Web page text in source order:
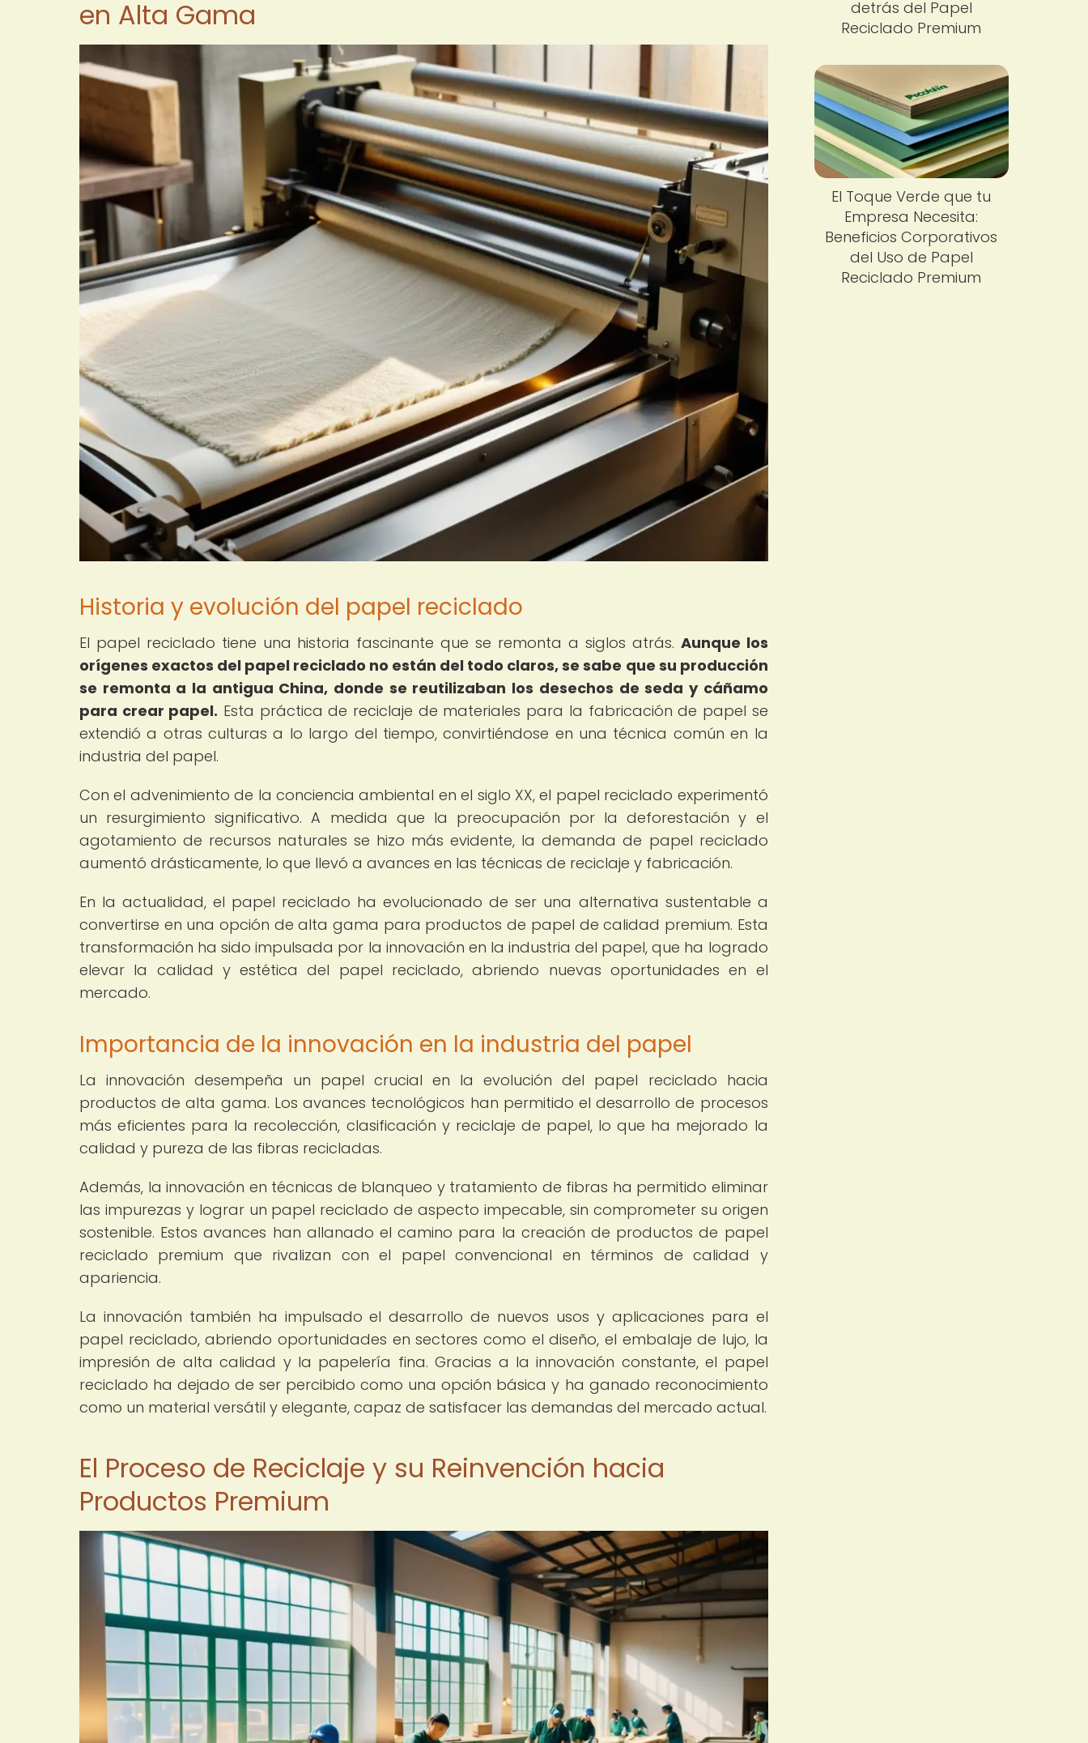
en Alta Gama
Historia y evolución del papel reciclado
El papel reciclado tiene una historia fascinante que se remonta a siglos atrás. Aunque los
orígenes exactos del papel reciclado no están del todo claros, se sabe que su producción
se remonta a la antigua China, donde se reutilizaban los desechos de seda y cáñamo
para crear papel. Esta práctica de reciclaje de materiales para la fabricación de papel se
extendió a otras culturas a lo largo del tiempo, convirtiéndose en una técnica común en la
industria del papel.
Con el advenimiento de la conciencia ambiental en el siglo XX, el papel reciclado experimentó
un resurgimiento significativo. A medida que la preocupación por la deforestación y el
agotamiento de recursos naturales se hizo más evidente, la demanda de papel reciclado
aumentó drásticamente, lo que llevó a avances en las técnicas de reciclaje y fabricación.
En la actualidad, el papel reciclado ha evolucionado de ser una alternativa sustentable a
convertirse en una opción de alta gama para productos de papel de calidad premium. Esta
transformación ha sido impulsada por la innovación en la industria del papel, que ha logrado
elevar la calidad y estética del papel reciclado, abriendo nuevas oportunidades en el
mercado.
Importancia de la innovación en la industria del papel
La innovación desempeña un papel crucial en la evolución del papel reciclado hacia
productos de alta gama. Los avances tecnológicos han permitido el desarrollo de procesos
más eficientes para la recolección, clasificación y reciclaje de papel, lo que ha mejorado la
calidad y pureza de las fibras recicladas.
Además, la innovación en técnicas de blanqueo y tratamiento de fibras ha permitido eliminar
las impurezas y lograr un papel reciclado de aspecto impecable, sin comprometer su origen
sostenible. Estos avances han allanado el camino para la creación de productos de papel
reciclado premium que rivalizan con el papel convencional en términos de calidad y
apariencia.
La innovación también ha impulsado el desarrollo de nuevos usos y aplicaciones para el
papel reciclado, abriendo oportunidades en sectores como el diseño, el embalaje de lujo, la
impresión de alta calidad y la papelería fina. Gracias a la innovación constante, el papel
reciclado ha dejado de ser percibido como una opción básica y ha ganado reconocimiento
como un material versátil y elegante, capaz de satisfacer las demandas del mercado actual.
El Proceso de Reciclaje y su Reinvención hacia
Productos Premium
detrás del Papel
Reciclado Premium
El Toque Verde que tu
Empresa Necesita:
Beneficios Corporativos
del Uso de Papel
Reciclado Premium